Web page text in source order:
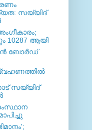
സയ്യിദ്
10287 ആയി
ബോര്‍ഡ്
സയ്യിദ്